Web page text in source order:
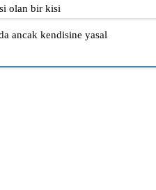
olan bir kisi
ancak kendisine yasal